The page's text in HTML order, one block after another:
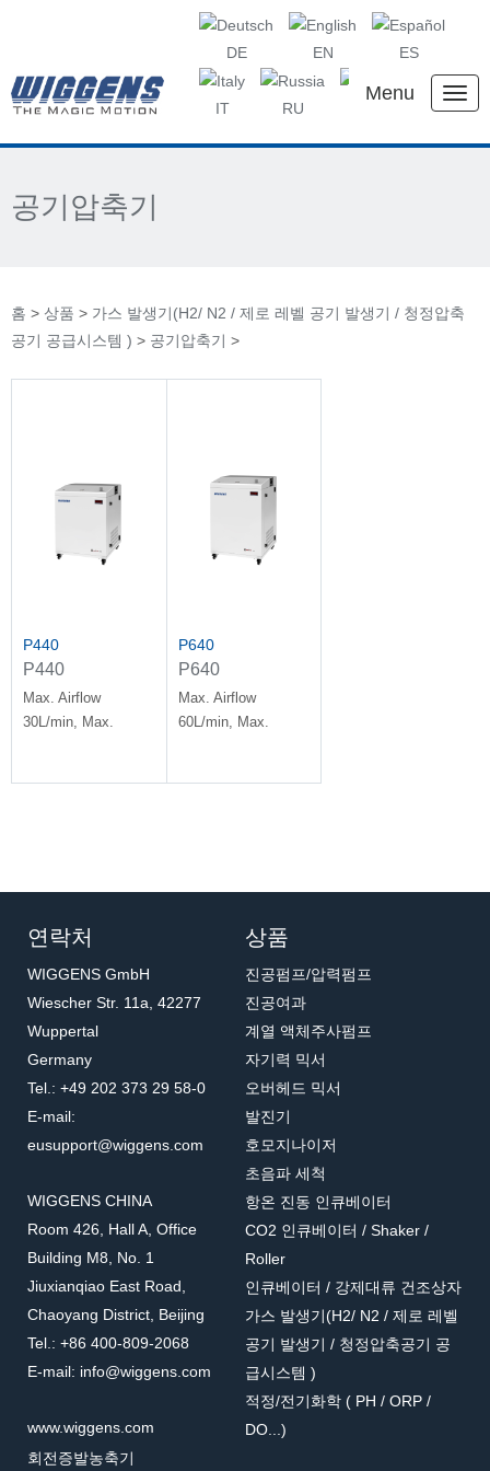
DE EN ES
IT RU CN
Menu
공기압축기
홈 > 상품 > 가스 발생기(H2/ N2 / 제로 레벨 공기 발생기 / 청정압축
공기 공급시스템 ) > 공기압축기 >
P440
P440
Compressed Air
System
Max. Airflow
30L/min, Max.
P640
P640
Compressed Air
System
Max. Airflow
60L/min, Max.
연락처
WIGGENS GmbH
Wiescher Str. 11a, 42277
Wuppertal
Germany
Tel.: +49 202 373 29 58-0
E-mail:
eusupport@wiggens.com
WIGGENS CHINA
Room 426, Hall A, Office
Building M8, No. 1
Jiuxianqiao East Road,
Chaoyang District, Beijing
Tel.: +86 400-809-2068
E-mail: info@wiggens.com
www.wiggens.com
상품
진공펌프/압력펌프
진공여과
계열 액체주사펌프
자기력 믹서
오버헤드 믹서
발진기
호모지나이저
초음파 세척
항온 진동 인큐베이터
CO2 인큐베이터 / Shaker /
Roller
인큐베이터 / 강제대류 건조상자
가스 발생기(H2/ N2 / 제로 레벨
공기 발생기 / 청정압축공기 공
급시스템 )
적정/전기화학 ( PH / ORP /
DO...)
회전증발농축기